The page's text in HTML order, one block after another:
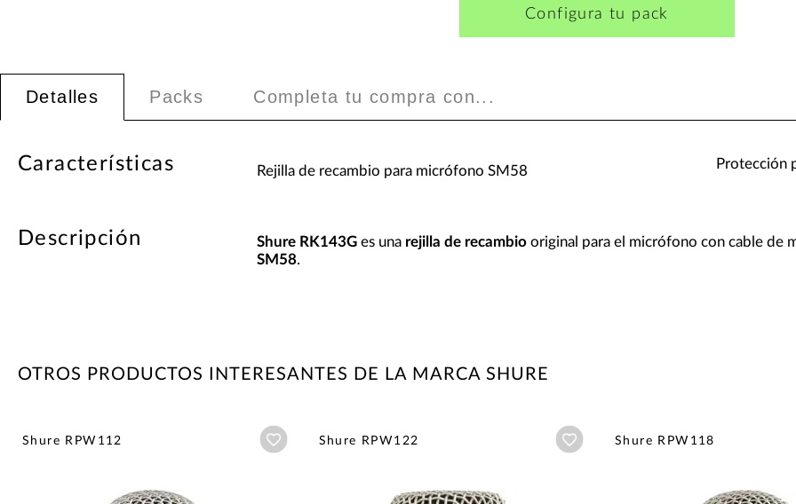
Configura tu pack
Detalles Packs Completa tu compra con...
Características Rejilla de recambio para micrófono SM58 Protección
Descripción Shure RK143Ges una rejilla de recambiooriginal para el micrófono con cable de
SM58.
OTROS PRODUCTOS INTERESANTES DE LA MARCA SHURE
Shure RPW112 Añadir a wishlist
Shure RPW122 Añadir a wishlist
Shure RPW118